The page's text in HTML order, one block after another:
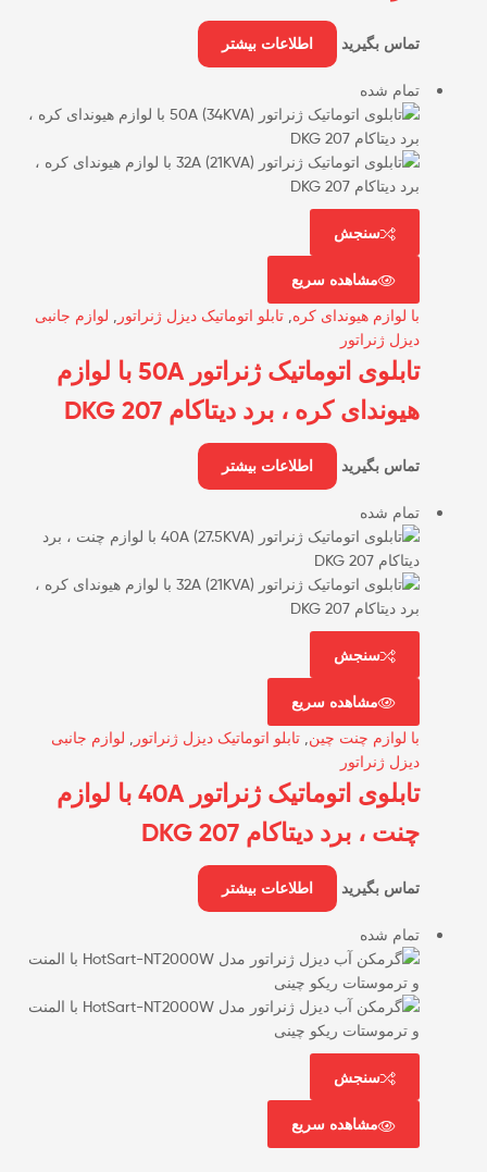
تماس بگیرید اطلاعات بیشتر
تمام شده
سنجش
مشاهده سریع
با لوازم هیوندای کره تابلو اتوماتیک دیزل ژنراتور
لوازم جانبی
دیزل ژنراتور
تابلوی اتوماتیک ژنراتور 50A با لوازم
هیوندای کره ، برد دیتاکام DKG 207
تماس بگیرید اطلاعات بیشتر
تمام شده
سنجش
مشاهده سریع
با لوازم چنت چین تابلو اتوماتیک دیزل ژنراتور
لوازم جانبی
دیزل ژنراتور
تابلوی اتوماتیک ژنراتور 40A با لوازم
چنت ، برد دیتاکام DKG 207
تماس بگیرید اطلاعات بیشتر
تمام شده
سنجش
مشاهده سریع